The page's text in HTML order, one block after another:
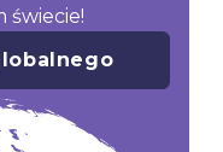
świecie!